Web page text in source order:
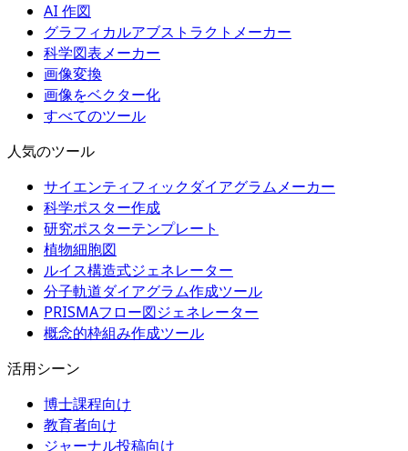
AI 作図
グラフィカルアブストラクトメーカー
科学図表メーカー
画像変換
画像をベクター化
すべてのツール
人気のツール
サイエンティフィックダイアグラムメーカー
科学ポスター作成
研究ポスターテンプレート
植物細胞図
ルイス構造式ジェネレーター
分子軌道ダイアグラム作成ツール
PRISMAフロー図ジェネレーター
概念的枠組み作成ツール
活用シーン
博士課程向け
教育者向け
ジャーナル投稿向け